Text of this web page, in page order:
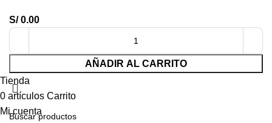
S/0.00
AÑADIR AL CARRITO
Tienda
0 artículos Carrito
Mi cuenta